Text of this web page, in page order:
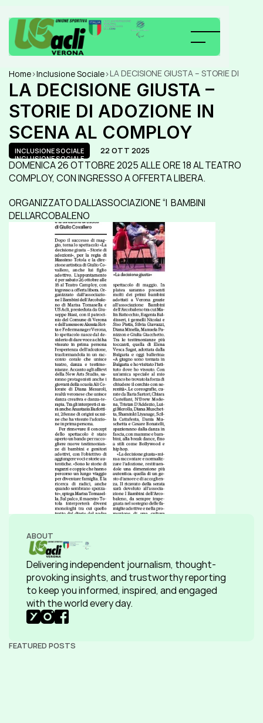
Home>Inclusione Sociale>LA DECISIONE GIUSTA – STORIE DI
ADOZIONE IN SCENA AL COMPLOY
LA DECISIONE GIUSTA –
STORIE DI ADOZIONE IN
SCENA AL COMPLOY
INCLUSIONE SOCIALE
INCLUSIONE SOCIALE
22 OTT 2025
DOMENICA 26 OTTOBRE 2025 ALLE ORE 18 AL TEATRO
COMPLOY, CON INGRESSO A OFFERTA LIBERA.
ORGANIZZATO DALL’ASSOCIAZIONE “I  BAMBINI
DELL’ARCOBALENO
ABOUT
Delivering independent journalism, thought-
provoking insights, and trustworthy reporting
to keep you informed, inspired, and engaged
with the world every day.
FEATURED POSTS